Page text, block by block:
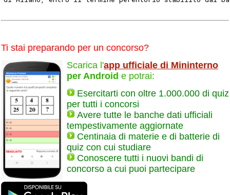
Ti stai preparando per un concorso?
Scarica l'app ufficiale di Mininterno
per Android e potrai:
Esercitarti con oltre 1.000.000 di quiz
per tutti i concorsi
Avere tutte le banche dati ufficiali
tempestivamente aggiornate
Centinaia di materie e di batterie di
quiz con cui studiare
Conoscere tutti i nuovi bandi di
concorso a cui puoi partecipare